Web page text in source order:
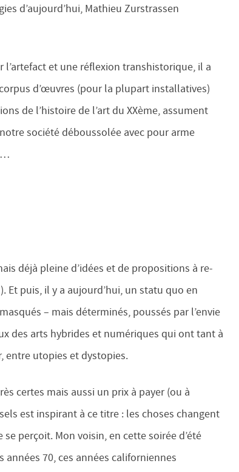
d’aujourd’hui, Mathieu Zurstrassen
et une réflexion transhistorique, il a
d’œuvres (pour la plupart installatives)
de l’histoire de l’art du XXème, assument
société déboussolée avec pour arme
déjà pleine d’idées et de propositions à re-
Et puis, il y a aujourd’hui, un statu quo en
– mais déterminés, poussés par l’envie
des arts hybrides et numériques qui ont tant à
entre utopies et dystopies.
certes mais aussi un prix à payer (ou à
est inspirant à ce titre : les choses changent
perçoit. Mon voisin, en cette soirée d’été
70, ces années californiennes